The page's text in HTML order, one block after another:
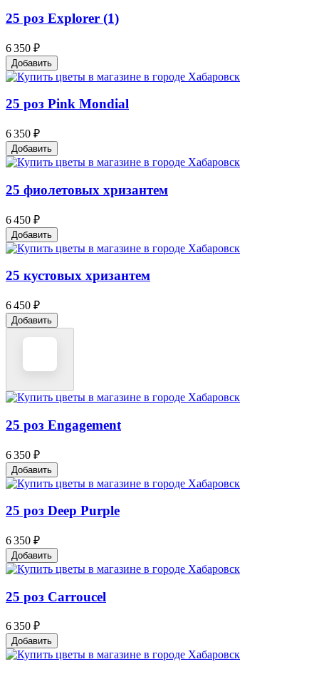
25 роз Explorer (1)
6 350 ₽
Добавить
25 роз Pink Mondial
6 350 ₽
Добавить
25 фиолетовых хризантем
6 450 ₽
Добавить
25 кустовых хризантем
6 450 ₽
Добавить
25 роз Engagement
6 350 ₽
Добавить
25 роз Deep Purple
6 350 ₽
Добавить
25 роз Carroucel
6 350 ₽
Добавить